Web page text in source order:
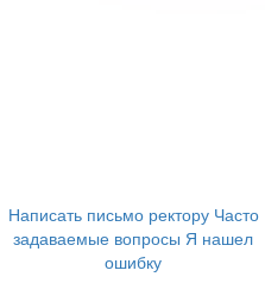
Написать письмо ректору Часто
задаваемые вопросы Я нашел
ошибку